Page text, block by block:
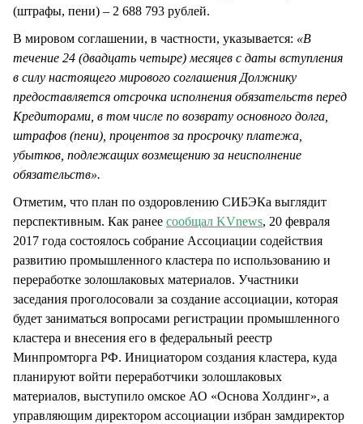
(штрафы, пени) – 2 688 793 рублей.
В мировом соглашении, в частности, указывается: «В
течение 24 (двадцать четыре) месяцев с даты вступления
в силу настоящего мирового соглашения Должнику
предоставляется отсрочка исполнения обязательств перед
Кредиторами, в том числе по возврату основного долга,
штрафов (пени), процентов за просрочку платежа,
убытков, подлежащих возмещению за неисполнение
обязательств».
Отметим, что план по оздоровлению СИБЭКа выглядит
перспективным. Как ранее сообщал KVnews, 20 февраля
2017 года состоялось собрание Ассоциации содействия
развитию промышленного кластера по использованию и
переработке золошлаковых материалов. Участники
заседания проголосовали за создание ассоциации, которая
будет заниматься вопросами регистрации промышленного
кластера и внесения его в федеральный реестр
Минпромторга РФ. Инициатором создания кластера, куда
планируют войти переработчики золошлаковых
материалов, выступило омское АО «Основа Холдинг», а
управляющим директором ассоциации избран замдиректор